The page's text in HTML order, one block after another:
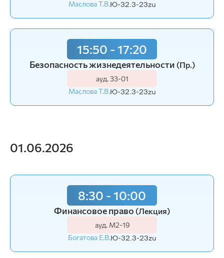
Маслова Т.В.Ю-32.3-23zu
15:50 - 17:20
Безопасность жизнедеятельности (Пр.)
ауд. З3-01
Маслова Т.В.Ю-32.3-23zu
01.06.2026
8:30 - 10:00
Финансовое право (Лекция)
ауд. М2-19
Богатова Е.В.Ю-32.3-23zu